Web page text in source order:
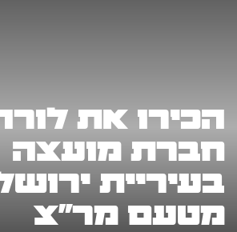
הכירו את לורה
חברת מועצה
בעיריית
מטעם מר"צ